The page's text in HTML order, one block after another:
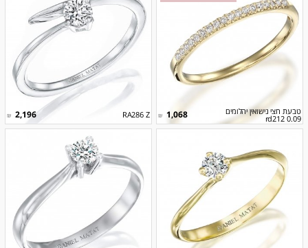
טבעת חצי נישואין יהלומים
rd212 0.09
1,068
₪
RA286 Z
2,196
₪